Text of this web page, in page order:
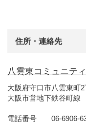
住所・連絡先
八雲東コミュニテ
大阪府守口市八雲東町
大阪市営地下鉄谷町
電話番号 06-6906-